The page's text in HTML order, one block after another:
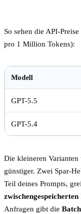
So sehen die API-
pro 1 Million Tokens):
Modell
GPT-5.5
GPT-5.4
Die kleineren
günstiger. Zwei Spar-
Teil deines Prompts,
Anfragen gibt die